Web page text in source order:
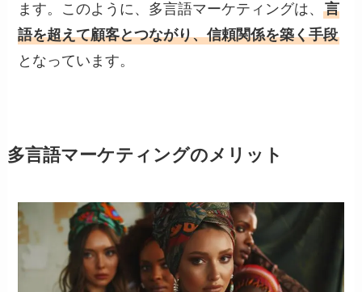
ます。このように、多言語マーケティングは、言
語を超えて顧客とつながり、信頼関係を築く手段
となっています。
多言語マーケティングのメリット